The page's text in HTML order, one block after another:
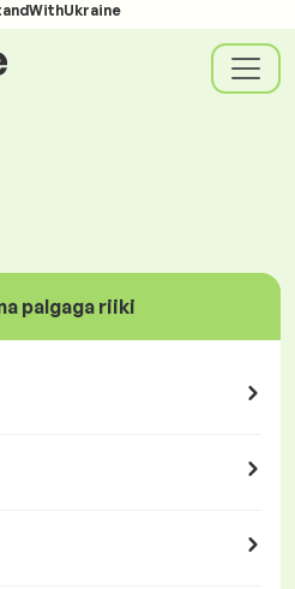
palgaga riiki